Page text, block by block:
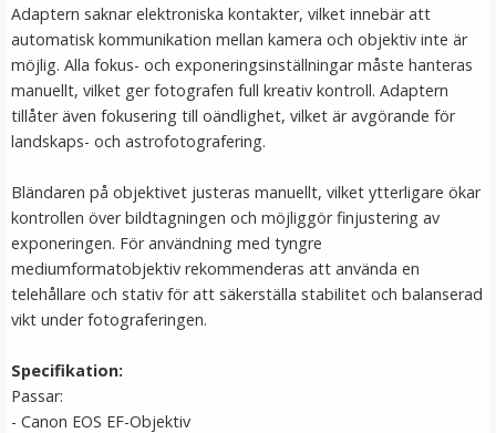
JJC Deluxe avtryckarknapp - Röd & Svart
★★★★★
99 kr
LÄGG I VARUKORG
Adaptern saknar elektroniska kontakter, vilket innebär att
automatisk kommunikation mellan kamera och objektiv inte är
möjlig. Alla fokus- och exponeringsinställningar måste hanteras
manuellt, vilket ger fotografen full kreativ kontroll. Adaptern
tillåter även fokusering till oändlighet, vilket är avgörande för
landskaps- och astrofotografering.
Bländaren på objektivet justeras manuellt, vilket ytterligare ökar
kontrollen över bildtagningen och möjliggör finjustering av
exponeringen​. För användning med tyngre
mediumformatobjektiv rekommenderas att använda en
telehållare och stativ för att säkerställa stabilitet och balanserad
vikt under fotograferingen​.
Specifikation:
Passar:
- Canon EOS EF-Objektiv